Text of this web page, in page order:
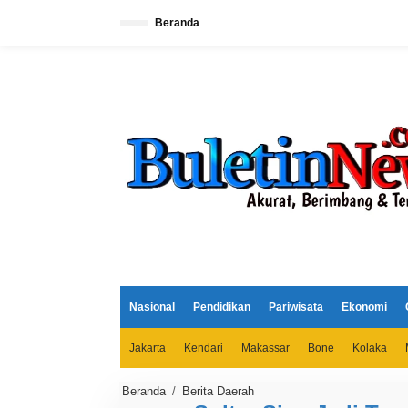
Beranda
Nasional Pendidikan Pariwisata Ekonomi
Jakarta Kendari Makassar Bone Kolaka
Beranda / Berita Daerah